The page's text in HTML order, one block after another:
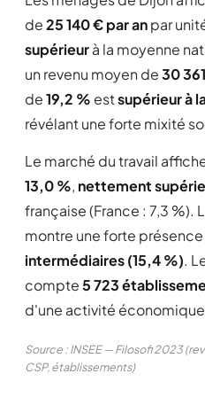
C cgjr
28/03/2012
avec ses monuments
de moyenne
de possibilités
loisirs.
les sports sont bien
Basket / Hockey, tous
Lire la suite
de25 140 € par anpar
supérieurà la moyenne
un revenu moyen de30
de19,2 % estsupérieur à
révélant une forte mixité
Le marché du travail
13,0 %, nettement
française (France : 7,3 %).
montre une forte
intermédiaires (15,4 %).
compte5 723
d'une activité
Source : INSEE — Filosofi 2023
CSP, établissements)